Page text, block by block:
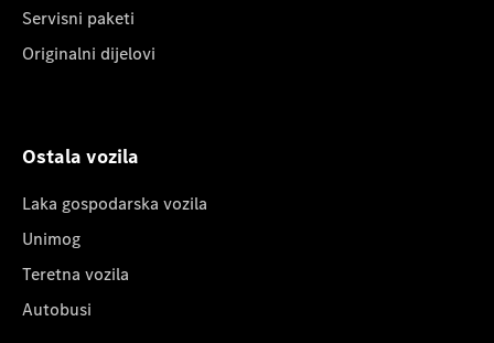
Servisni paketi
Originalni dijelovi
Ostala vozila
Laka gospodarska vozila
Unimog
Teretna vozila
Autobusi